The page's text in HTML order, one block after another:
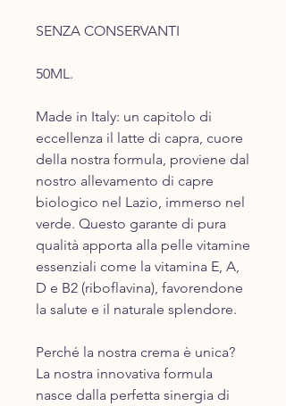
SENZA CONSERVANTI
50ML.
Made in Italy: un capitolo di
eccellenza il latte di capra, cuore
della nostra formula, proviene da​l
nostro allevament​o di capre
biologic​o nel Lazio, immerso nel
verde. Questo garante di pura
qualità apporta alla pelle vitamine
essenziali come la vitamina E, A,
D e B2 (riboflavina), favorendone
la salute e il naturale splendore.
​Perché la nostra crema è unica?
La nostra innovativa formula
nasce dalla perfetta sinergia di